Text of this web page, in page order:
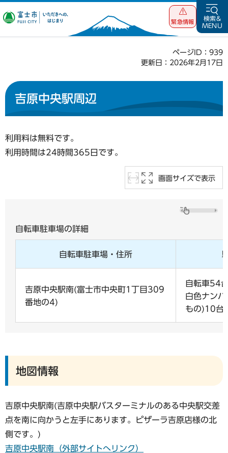
富士市 いただ
緊急情報
検索&
MENU
ページID：939
更新日：2026年2月17日
吉原中央駅周辺
利用料は無料です。
利用時間は24時間365日です。
画面サイズで表示
自転車駐車場の詳細
自転車駐車場・住所
吉原中央駅南(富士市中央町1丁目309
番地の4)
自転車54
白色ナン
もの)10台
地図情報
吉原中央駅南(吉原中央駅バスターミナルのある中央駅交差
点を南に向かうと左手にあります。ピザーラ吉原店様の北
側です。)
吉原中央駅南（外部サイトへリンク）